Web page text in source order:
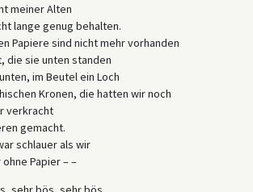
meiner Alten
lange genug behalten.
Papiere sind nicht mehr vorhanden
die sie unten standen
im Beutel ein Loch
Kronen, die hatten wir noch
verkracht
gemacht.
schlauer als wir
Papier – –